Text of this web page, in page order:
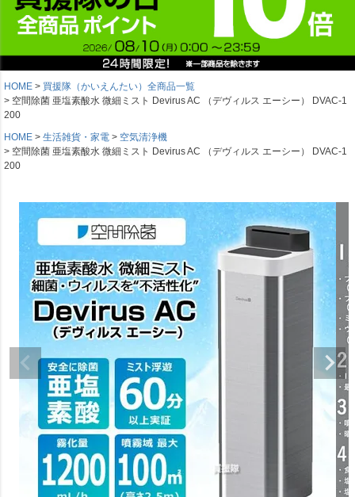
HOME
買援隊（かいえんたい）全商品一覧
空間除菌 亜塩素酸水 微細ミスト Devirus AC （デヴィルス エーシー） DVAC-1
200
HOME
生活雑貨・家電
空気清浄機
空間除菌 亜塩素酸水 微細ミスト Devirus AC （デヴィルス エーシー） DVAC-1
200